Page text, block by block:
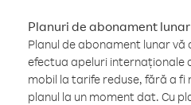
Planuri de abonament lunar
Planul de abonament lunar
efectua apeluri internaționale
mobil la tarife reduse, fără a fi
planul la un moment dat. Cu